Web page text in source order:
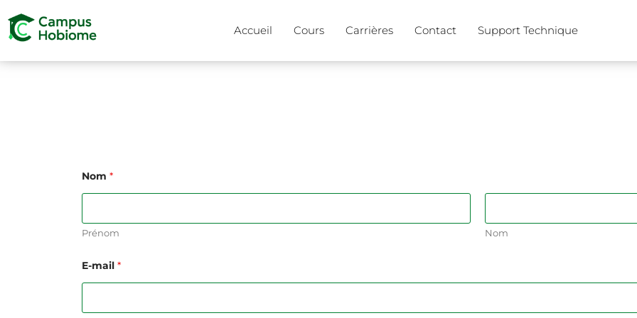
Accueil Cours Carrières Contact Support Technique
Nom *
Prénom Nom
-
l
E-mail *